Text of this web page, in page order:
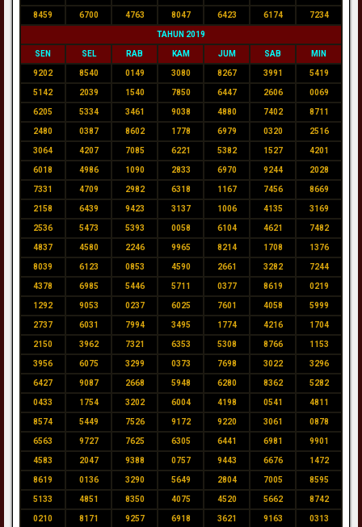
8459 6700 4763 8047 6423 6174 7234
TAHUN 2019
SEN SEL RAB KAM JUM SAB MIN
9202 8540 0149 3080 8267 3991 5419
5142 2039 1540 7850 6447 2606 0069
6205 5334 3461 9038 4880 7402 8711
2480 0387 8602 1778 6979 0320 2516
3064 4207 7085 6221 5382 1527 4201
6018 4986 1090 2833 6970 9244 2028
7331 4709 2982 6318 1167 7456 8669
2158 6439 9423 3137 1006 4135 3169
2536 5473 5393 0058 6104 4621 7482
4837 4580 2246 9965 8214 1708 1376
8039 6123 0853 4590 2661 3282 7244
4378 6985 5446 5711 0377 8619 0219
1292 9053 0237 6025 7601 4058 5999
2737 6031 7994 3495 1774 4216 1704
2150 3962 7321 6353 5308 8766 1153
3956 6075 3299 0373 7698 3022 3296
6427 9087 2668 5948 6280 8362 5282
0433 1754 3202 6004 4198 0541 4811
8574 5449 7526 9172 9220 3061 0878
6563 9727 7625 6305 6441 6981 9901
4583 2047 9388 0757 9443 6676 1472
8619 0136 3290 5649 2804 7005 8595
5133 4851 8350 4075 4520 5662 8742
0210 8171 9257 6918 3621 9163 0313